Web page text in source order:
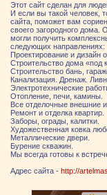
Этот сайт сделан для
И если вы такой человек,
сайта, поможет вам
своего загородного
могли получить
следующих направлениях:
Проектирование и дизайн
Строительство дома «под
Строительство бань,
Канализация. Дренаж.
Электротехнические
Отопление, печи, камины.
Все отделочные внешние
Ремонт и отделка квартир.
Заборы, ограды, калитки.
Художественная ковка
Металлические двери.
Бурение скважин.
Мы всегда готовы к
Адрес сайта - http://